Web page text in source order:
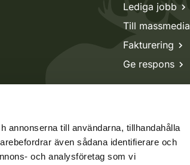
annonserna till användarna, tillhandahålla
även sådana identifierare och
och analysföretag som vi
Lediga jobb
Till massmedia
Fakturering
Ge respons